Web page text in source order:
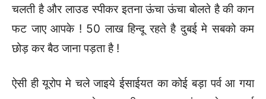
चलती है और लाउड स्पीकर इतना ऊंचा ऊंचा बोलते है की कान
फट जाए आपके ! 50 लाख हिन्दू रहते है दुबई मे सबको कम
छोड़ कर बैठ जाना पड़ता है !
ऐसी ही यूरोप मे चले जाइये ईसाईयत का कोई बड़ा पर्व आ गया